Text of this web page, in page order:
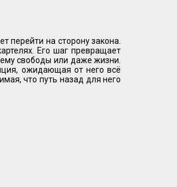
перейти на сторону закона.
Его шаг превращает
свободы или даже жизни.
ожидающая от него всё
что путь назад для него